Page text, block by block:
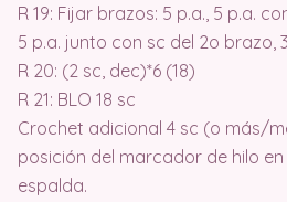
R 19: Fijar brazos: 5 p.a., 5 p.a.
5 p.a. junto con sc del 2o brazo,
R 20: (2 sc, dec)*6 (18)
R 21: BLO 18 sc
Crochet adicional 4 sc (o más/
posición del marcador de hilo
espalda.